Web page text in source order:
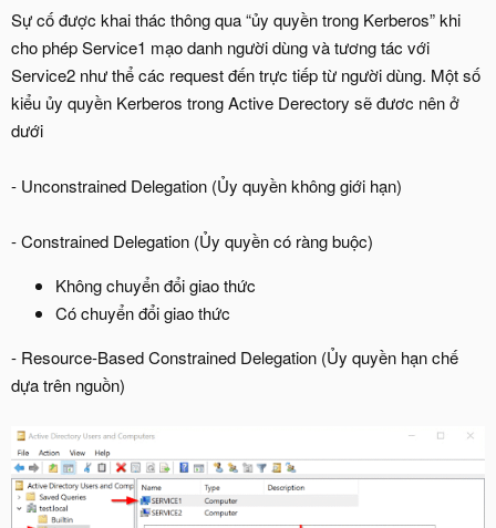
Sự cố được khai thác thông qua “ủy quyền trong Kerberos” khi
cho phép Service1 mạo danh người dùng và tương tác với
Service2 như thể các request đến trực tiếp từ người dùng. Một số
kiểu ủy quyền Kerberos trong Active Derectory sẽ đươc nên ở
dưới
- Unconstrained Delegation (Ủy quyền không giới hạn)
- Constrained Delegation (Ủy quyền có ràng buộc)
Không chuyển đổi giao thức
Có chuyển đổi giao thức
- Resource-Based Constrained Delegation (Ủy quyền hạn chế
dựa trên nguồn)